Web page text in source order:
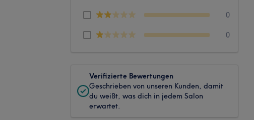
0
0
Verifizierte Bewertungen
Geschrieben von unseren Kunden, damit
du weißt, was dich in jedem Salon
erwartet.